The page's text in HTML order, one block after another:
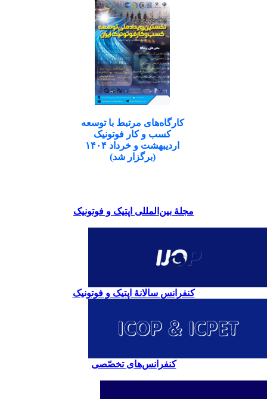
کارگاه‌های مرتبط با توسعه
کسب و کار فوتونیک
اردیبهشت و خرداد ۱۴۰۴
(برگزار شد)
مجلۀ بین‌المللی اپتیک و فوتونیک
کنفرانس سالانۀ اپتیک و فوتونیک
کنفرانس‌های تخصّصی